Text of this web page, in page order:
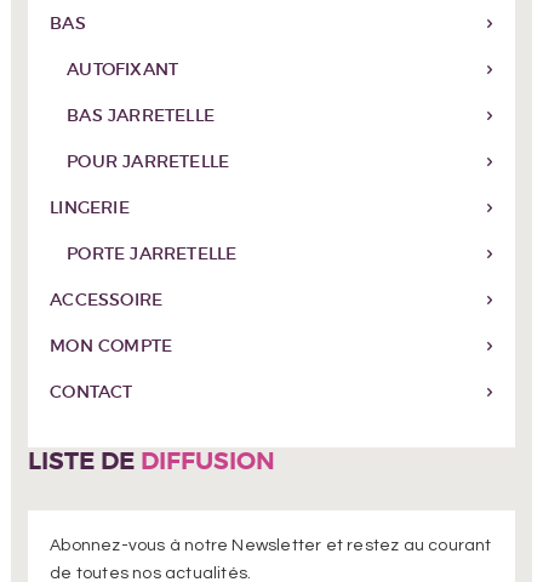
BAS
AUTOFIXANT
BAS JARRETELLE
POUR JARRETELLE
LINGERIE
PORTE JARRETELLE
ACCESSOIRE
MON COMPTE
CONTACT
LISTE DE DIFFUSION
Abonnez-vous à notre Newsletter et restez au courant
de toutes nos actualités.